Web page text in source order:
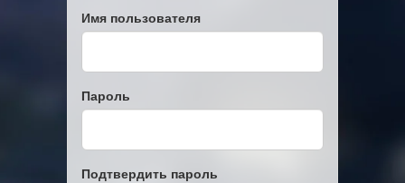
Имя пользователя
Пароль
Подтвердить пароль